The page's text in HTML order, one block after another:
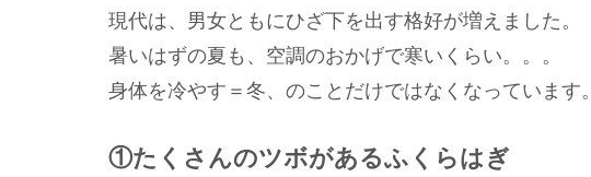
現代は、男女ともにひざ下を出す格好が増えました。
暑いはずの夏も、空調のおかげで寒いくらい。。。
身体を冷やす＝冬、のことだけではなくなっています。
①たくさんのツボがあるふくらはぎ